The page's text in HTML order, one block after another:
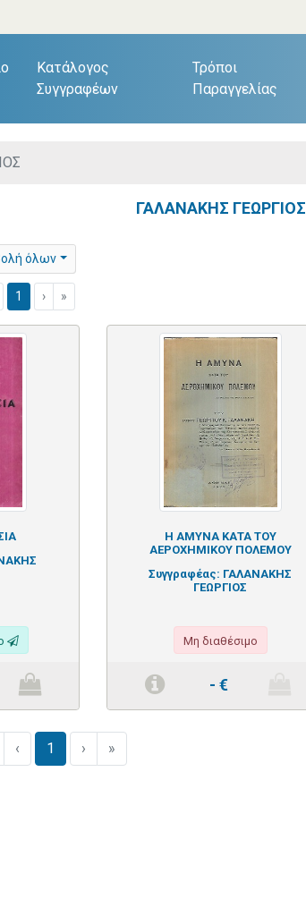
Κατάλογος
Συγγραφέων
Τρόποι
Παραγγελίας
ΓΑΛΑΝΑΚΗΣ ΓΕΩΡΓΙΟΣ
όλων
1 › »
Η ΑΜΥΝΑ ΚΑΤΑ ΤΟΥ
ΑΕΡΟΧΗΜΙΚΟΥ ΠΟΛΕΜΟΥ
Συγγραφέας: ΓΑΛΑΝΑΚΗΣ
ΓΕΩΡΓΙΟΣ
Μη διαθέσιμο
- €
‹ 1 › »